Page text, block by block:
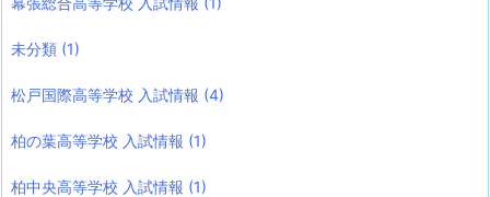
未分類 (1)
松戸国際高等学校 入試情報 (4)
柏の葉高等学校 入試情報 (1)
柏中央高等学校 入試情報 (1)